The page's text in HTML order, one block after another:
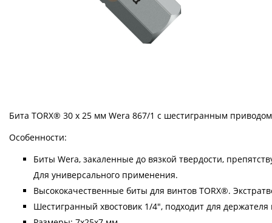
Бита TORX® 30 х 25 мм Wera 867/1 с шестигранным
Особенности:
Биты Wera, закаленные до вязкой твердости,
Для универсального применения.
Высококачественные биты для винтов TORX®.
Шестигранный хвостовик 1/4", подходит для держателя